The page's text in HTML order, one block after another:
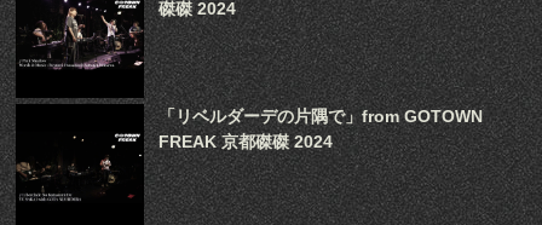
磔磔 2024
「リベルダーデの片隅で」from GOTOWN
FREAK 京都磔磔 2024